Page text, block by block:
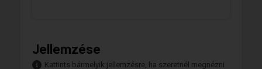
Jellemzése
Kattints bármelyik jellemzésre, ha szeretnél megnézni